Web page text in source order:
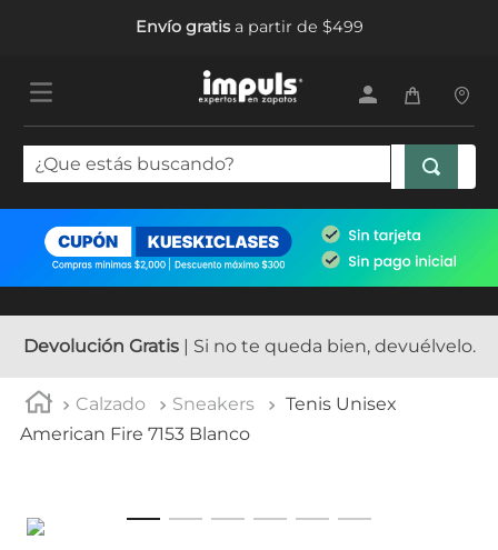
Envío gratisa partir de $499
¿Que estás buscando?
Devolución Gratis| Si no te queda bien, devuélvelo.
Calzado Sneakers
Tenis Unisex
American Fire 7153 Blanco
TÉRMINOS MÁS BUSCADOS
.
tenis mujer
tenis hombre
5. tenis